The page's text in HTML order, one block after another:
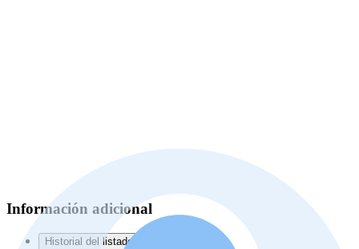
Información adicional
Historial del listado